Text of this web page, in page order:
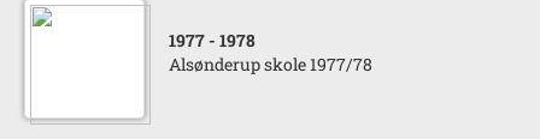
1977 - 1978
Alsønderup skole 1977/78